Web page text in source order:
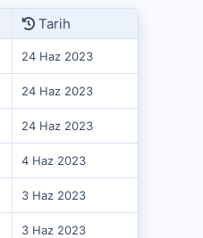
Tarih
24 Haz 2023
24 Haz 2023
24 Haz 2023
4 Haz 2023
3 Haz 2023
3 Haz 2023